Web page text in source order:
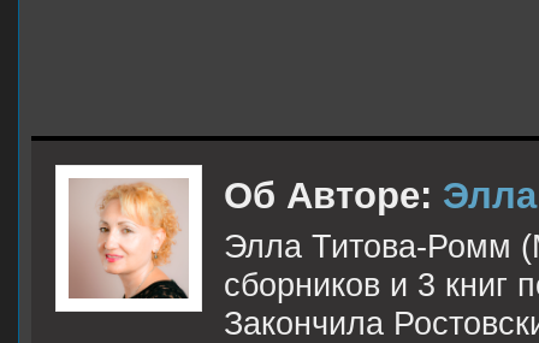
Об Авторе:
Элла Титова-Ромм
сборников и 3 книг
Закончила